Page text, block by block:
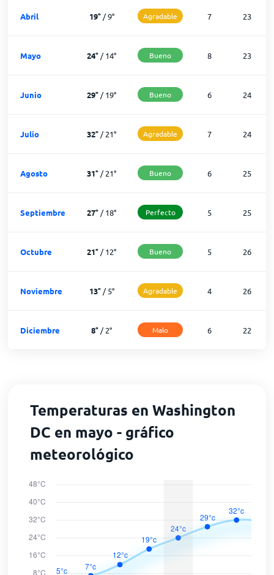
Abril 19°/9° Agradable 7 23
Mayo 24° /14° Bueno 8 23
Junio 29° /19° Bueno 6 24
Julio 32° /21° Agradable 7 24
Agosto 31° /21° Bueno 6 25
Septiembre 27° /18° Perfecto 5 25
Octubre 21° /12° Bueno 5 26
Noviembre 13°/5° Agradable 4 26
Diciembre 8° /2° Malo 6 22
Temperaturas en Washington
DC en mayo - gráfico
meteorológico